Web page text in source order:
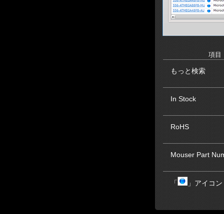
項目
もっと検索
In Stock
RoHS
Mouser Part
「 」アイコン